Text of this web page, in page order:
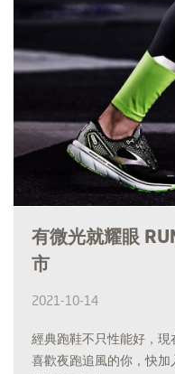
有微光就耀眼
市
2021-10-14
經典跑鞋不只性能好，現
喜歡夜跑追風的你，快加